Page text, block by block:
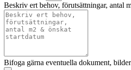
Beskriv ert behov, förutsättningar, antal
Bifoga gärna eventuella dokument,